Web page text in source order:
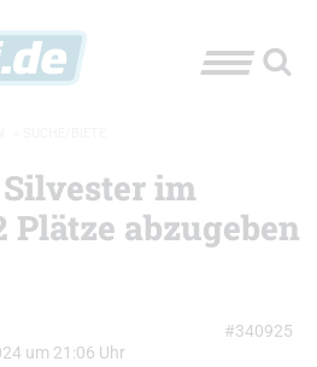
im
Plätze abzugeben
um 21:06 Uhr
#340925